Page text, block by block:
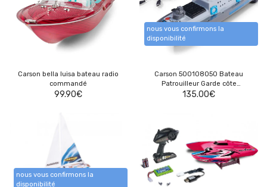
Carson bella luisa bateau radio
commandé
99.90€
nous vous confirmons la
disponibilité
Carson 500108050 Bateau
Patrouilleur Garde côte
radiocommandée
135.00€
nous vous confirmons la
disponibilité